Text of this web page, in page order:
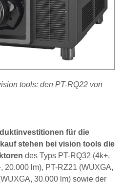
tools: den PT-RQ22 von
für die
stehen bei vision tools die
des Typs PT-RQ32 (4k+,
20.000 lm), PT-RZ21 (WUXGA,
30.000 lm) sowie der